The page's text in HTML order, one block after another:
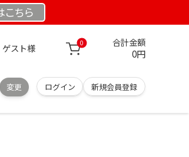
こちら
ゲスト様 0 合計金額
0円
変更 ログイン 新規会員登録